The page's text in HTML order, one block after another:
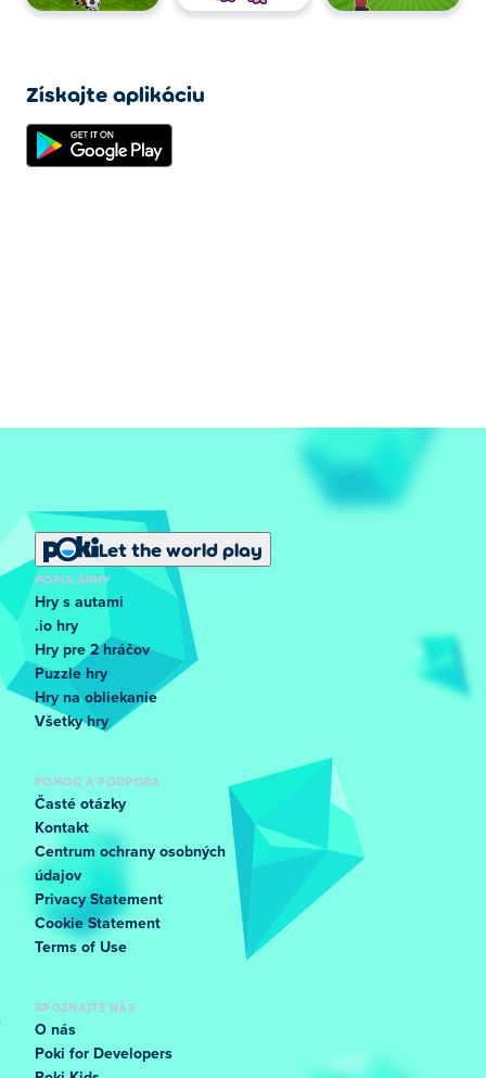
Získajte aplikáciu
Let the world play
POPULÁRNY
Hry s autami
.io hry
Hry pre 2 hráčov
Puzzle hry
Hry na obliekanie
Všetky hry
POMOC A PODPORA
Časté otázky
Kontakt
Centrum ochrany osobných
údajov
Privacy Statement
Cookie Statement
Terms of Use
SPOZNAJTE NÁS
O nás
Poki for Developers